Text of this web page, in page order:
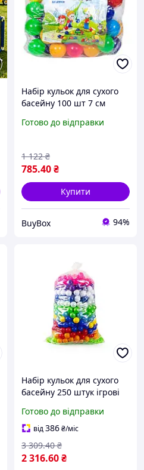
Набір кульок для сухого
басейну 100 шт 7 см
м'ячиків для дитячого
Готово до відправки
785.40₴
1 122 ₴
Купити
BuyBox 94%
Набір кульок для сухого
басейну 250 штук ігрові
майданчика кульки в сітці
для ігор
Готово до відправки
від386₴/міс
2 316.60₴
3 309.40 ₴